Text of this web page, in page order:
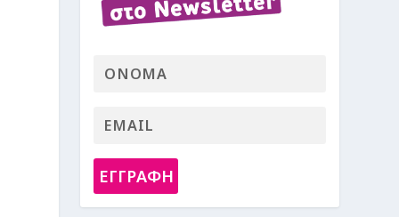
ΕΓΓΡΑΦΗ